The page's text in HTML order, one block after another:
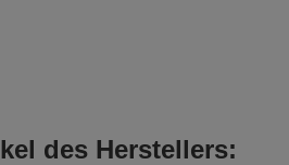
des Herstellers: